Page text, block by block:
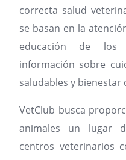
correcta salud
se basan en la
educación de los
información sobre
saludables y bienestar
VetClub busca
animales un lugar
centros veterinarios